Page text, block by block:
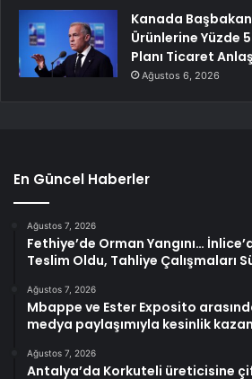
Kanada
Ürünlerine Yüzde
Planı Ticaret
Ağustos 6, 2026
En Güncel Haberler
Ağustos 7, 2026
Fethiye’de Orman Yangını…
Teslim Oldu, Tahliye Çalışmaları
Ağustos 7, 2026
Mbappe ve Ester Exposito
medya paylaşımıyla kesinlik
Ağustos 7, 2026
Antalya’da Korkuteli üreticisine